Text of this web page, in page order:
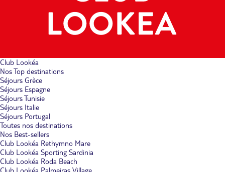
Club Lookéa
Nos Top destinations
Séjours Grèce
Séjours Espagne
Séjours Tunisie
Séjours Italie
Séjours Portugal
Toutes nos destinations
Nos Best-sellers
Club Lookéa Rethymno Mare
Club Lookéa Sporting Sardinia
Club Lookéa Roda Beach